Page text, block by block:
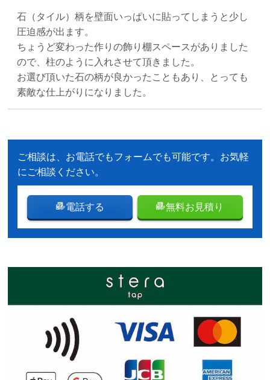
石（タイル）柄を壁面いっぱいに貼ってしまうと少し
圧迫感が出ます。
ちょうど変わった作りの飾り棚スペースがありました
ので、柱のように入れさせて頂きました。
お選び頂いた石の柄が良かったこともあり、とっても
素敵な仕上がりになりました。
ご相談は、お電話でもフォームでも可能です。お気軽
にご相談ください。
電話する 無料お見積り